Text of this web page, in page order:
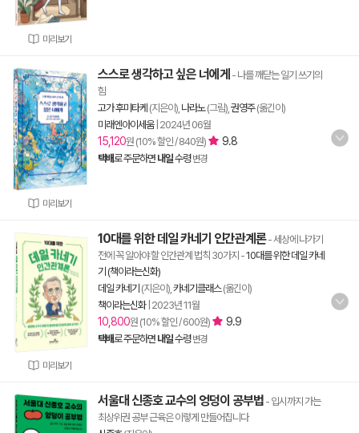
미리보기
미리보기
스스로 생각하고 싶은 너에게 - 나를 깨닫는 일기 쓰기의
힘
고가 후미타케 (지은이), 나라노(그림), 권영주(옮긴이)
미래엔아이세움| 2024년 06월
15,120원 (10% 할인 / 840원) 9.8
택배로 주문하면 내일수령 변경
미리보기
10대를 위한 데일 카네기 인간관계론- 세상에 나가기
전에 꼭 알아야 할 인간관계 법칙 30가지 -10대를 위한 데일 카네
기 (책이라는신화)
데일 카네기 (지은이), 카네기클래스(옮긴이)
책이라는신화| 2023년 11월
10,800원 (10% 할인 / 600원) 9.9
택배로 주문하면 내일수령 변경
서울대 신종호 교수의 엉덩이 공부법 - 입시까지 가는
최상위권 공부 근육은 이렇게 만들어집니다